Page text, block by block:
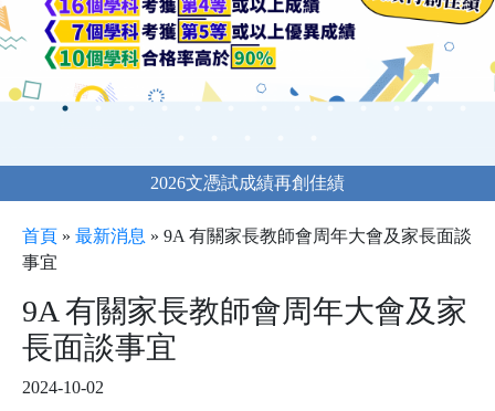
2026文憑試成績再創佳績
首頁 » 最新消息 » 9A 有關家長教師會周年大會及家長面談
事宜
9A 有關家長教師會周年大會及家
長面談事宜
2024-10-02